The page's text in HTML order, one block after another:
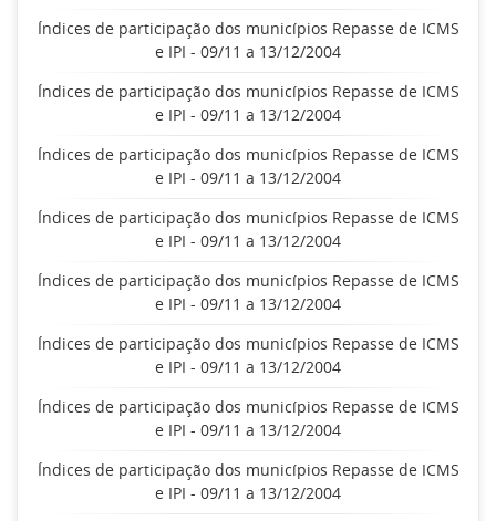
Índices de participação dos municípios Repasse de ICMS
e IPI - 09/11 a 13/12/2004
Índices de participação dos municípios Repasse de ICMS
e IPI - 09/11 a 13/12/2004
Índices de participação dos municípios Repasse de ICMS
e IPI - 09/11 a 13/12/2004
Índices de participação dos municípios Repasse de ICMS
e IPI - 09/11 a 13/12/2004
Índices de participação dos municípios Repasse de ICMS
e IPI - 09/11 a 13/12/2004
Índices de participação dos municípios Repasse de ICMS
e IPI - 09/11 a 13/12/2004
Índices de participação dos municípios Repasse de ICMS
e IPI - 09/11 a 13/12/2004
Índices de participação dos municípios Repasse de ICMS
e IPI - 09/11 a 13/12/2004